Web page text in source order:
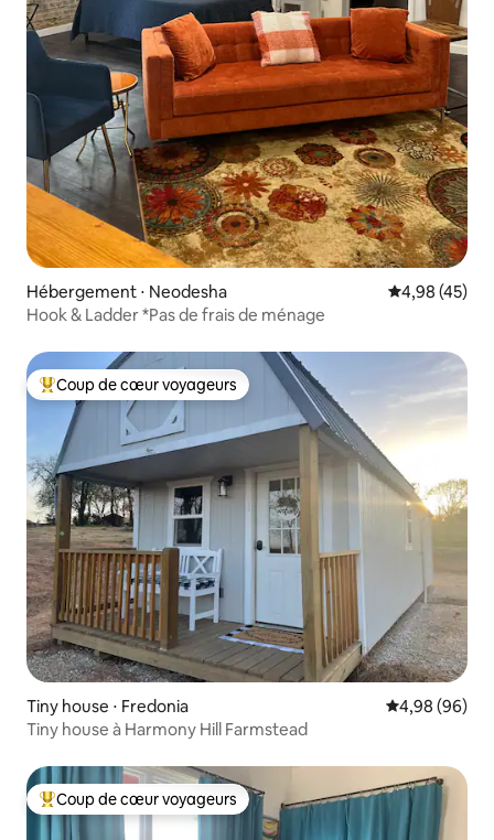
Hébergement ⋅ Neodesha Évaluation
4,98 (45)
Hook & Ladder *Pas de frais de ménage
Coups de cœur voyageurs les plus appréciés
Coup de cœur voyageurs
Tiny house ⋅ Fredonia Évaluation
4,98 (96)
Tiny house à Harmony Hill Farmstead
Coups de cœur voyageurs les plus appréciés
Coup de cœur voyageurs